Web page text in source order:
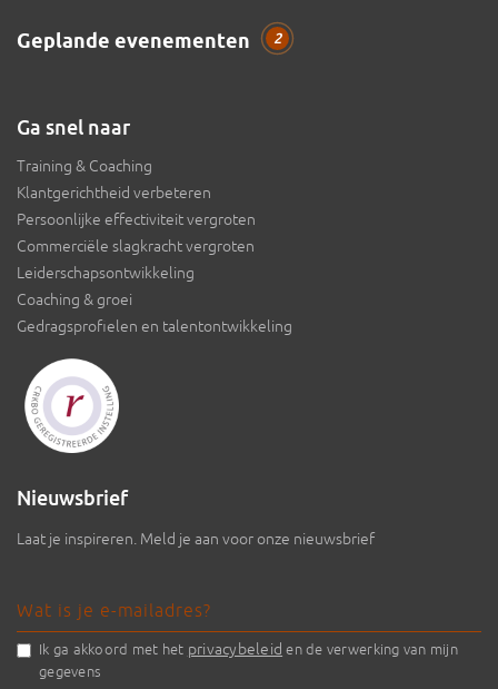
Geplande evenementen 2
Ga snel naar
Training & Coaching
Klantgerichtheid verbeteren
Persoonlijke effectiviteit vergroten
Commerciële slagkracht vergroten
Leiderschapsontwikkeling
Coaching & groei
Gedragsprofielen en talentontwikkeling
Nieuwsbrief
Laat je inspireren. Meld je aan voor onze nieuwsbrief
Ik ga akkoord met het privacybeleid en de verwerking van mijn
gegevens